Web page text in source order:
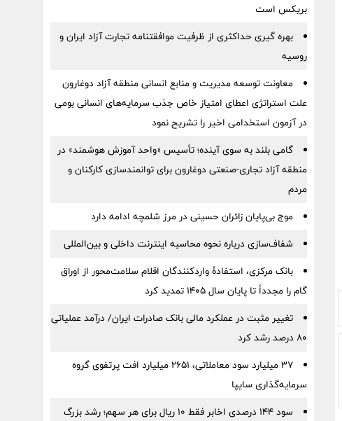
بریکس است
بهره گیری حداکثری از ظرفیت موافقتنامه تجارت آزاد ایران و
روسیه
معاونت توسعه مدیریت و منابع انسانی منطقه آزاد دوغارون
علت استراتژی اعطای امتیاز خاص جذب سرمایه‌های انسانی بومی
در آزمون استخدامی اخیر را تشریح نمود
گامی بلند به سوی آینده؛ تأسیس «واحد آموزش هوشمند» در
منطقه آزاد تجاری-صنعتی دوغارون برای توانمندسازی کارکنان و
مردم
موج بی‌پایان زائران حسینی در مرز شلمچه ادامه دارد
شفاف‌سازی درباره نحوه محاسبه اینترنت داخلی و بین‌المللی
بانک مرکزی، استفادۀ واردکنندگان اقلام سلامت‌محور از اوراق
گام را مجدداً تا پایان سال ۱۴۰۵ تمدید کرد
تغییر مثبت در عملکرد مالی بانک صادرات ایران/ درآمد عملیاتی
80 درصد رشد کرد
۳۷ میلیارد سود معاملاتی، ۲۶۵۱ میلیارد افت پرتفوی گروه
سرمایه‌گذاری سایپا
سود ۱۴۴ درصدی اخابر فقط ۱۰ ریال برای هر سهم؛ رشد بزرگ